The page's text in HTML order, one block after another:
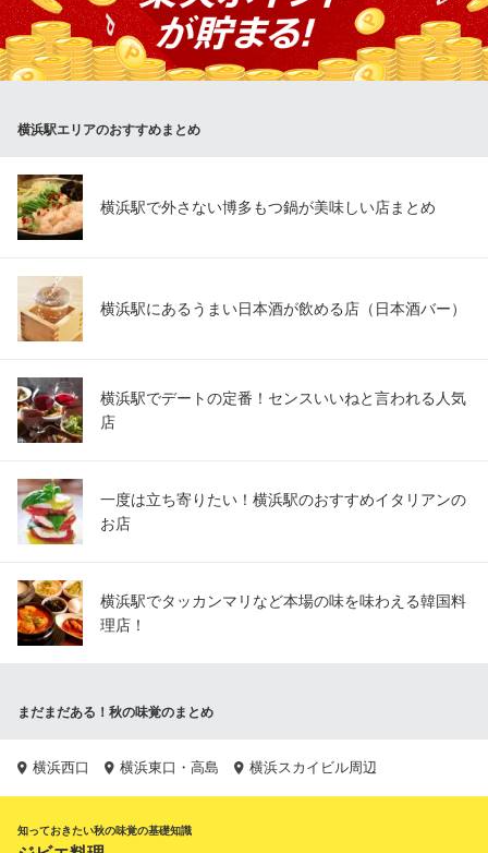
り！浜焼きメニューを中心に磯丸おすすめのお酒と相性抜群の海
鮮メニューを豊富にご用意しております。季節限定の食材を使っ
たメニューなども不定期開催中ですので是非チェックしてみてく
ださい♪
磯丸水産 横浜西口南幸店
ＪＲ横浜駅西口 徒歩3分
神奈川県横浜市西区南幸2-16-11 横浜二幸ビルB1・1F
横浜駅エリアのおすすめまとめ
横浜駅で外さない博多もつ鍋が美味しい店まとめ
横浜駅にあるうまい日本酒が飲める店（日本酒バー）
横浜駅でデートの定番！センスいいねと言われる人気
店
一度は立ち寄りたい！横浜駅のおすすめイタリアンの
お店
横浜駅でタッカンマリなど本場の味を味わえる韓国料
理店！
まだまだある！秋の味覚のまとめ
横浜西口 横浜東口・高島 横浜スカイビル周辺
知っておきたい秋の味覚の基礎知識